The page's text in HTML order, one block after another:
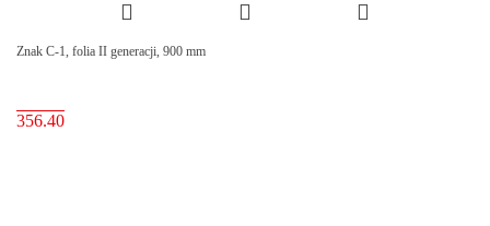
Znak C-1, folia II generacji, 900 mm
356.40